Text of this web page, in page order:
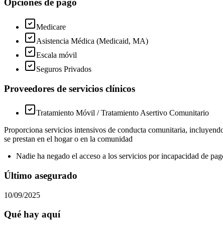
Opciones de pago
Medicare
Asistencia Médica (Medicaid, MA)
Escala móvil
Seguros Privados
Proveedores de servicios clínicos
Tratamiento Móvil / Tratamiento Asertivo Comunitario
Proporciona servicios intensivos de conducta comunitaria,
se prestan en el hogar o en la comunidad
Nadie ha negado el acceso a los servicios por incapacidad de
Último asegurado
10/09/2025
Qué hay aquí